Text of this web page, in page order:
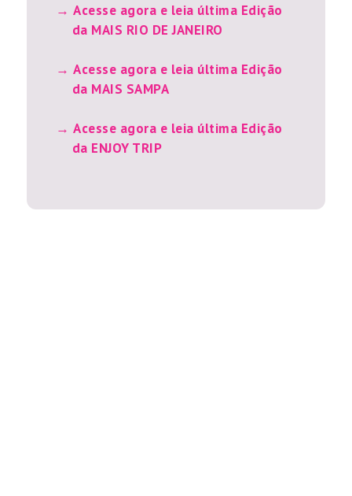
Acesse agora e leia última Edição
da MAIS RIO DE JANEIRO
Acesse agora e leia última Edição
da MAIS SAMPA
Acesse agora e leia última Edição
da ENJOY TRIP